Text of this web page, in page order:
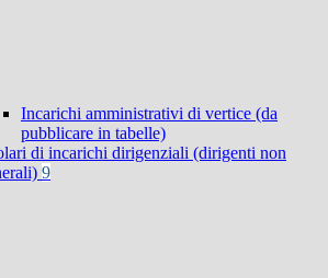
Incarichi amministrativi di vertice (da
pubblicare in tabelle)
di incarichi dirigenziali (dirigenti non
9